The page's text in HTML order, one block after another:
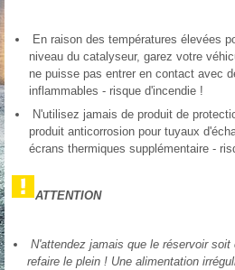
En raison des températures élevées
niveau du catalyseur, garez votre
ne puisse pas entrer en contact avec
inflammables - risque d'incendie !
N'utilisez jamais de produit de
produit anticorrosion pour tuyaux
écrans thermiques supplémentaire -
ATTENTION
N'attendez jamais que le réservoir
refaire le plein ! Une alimentation